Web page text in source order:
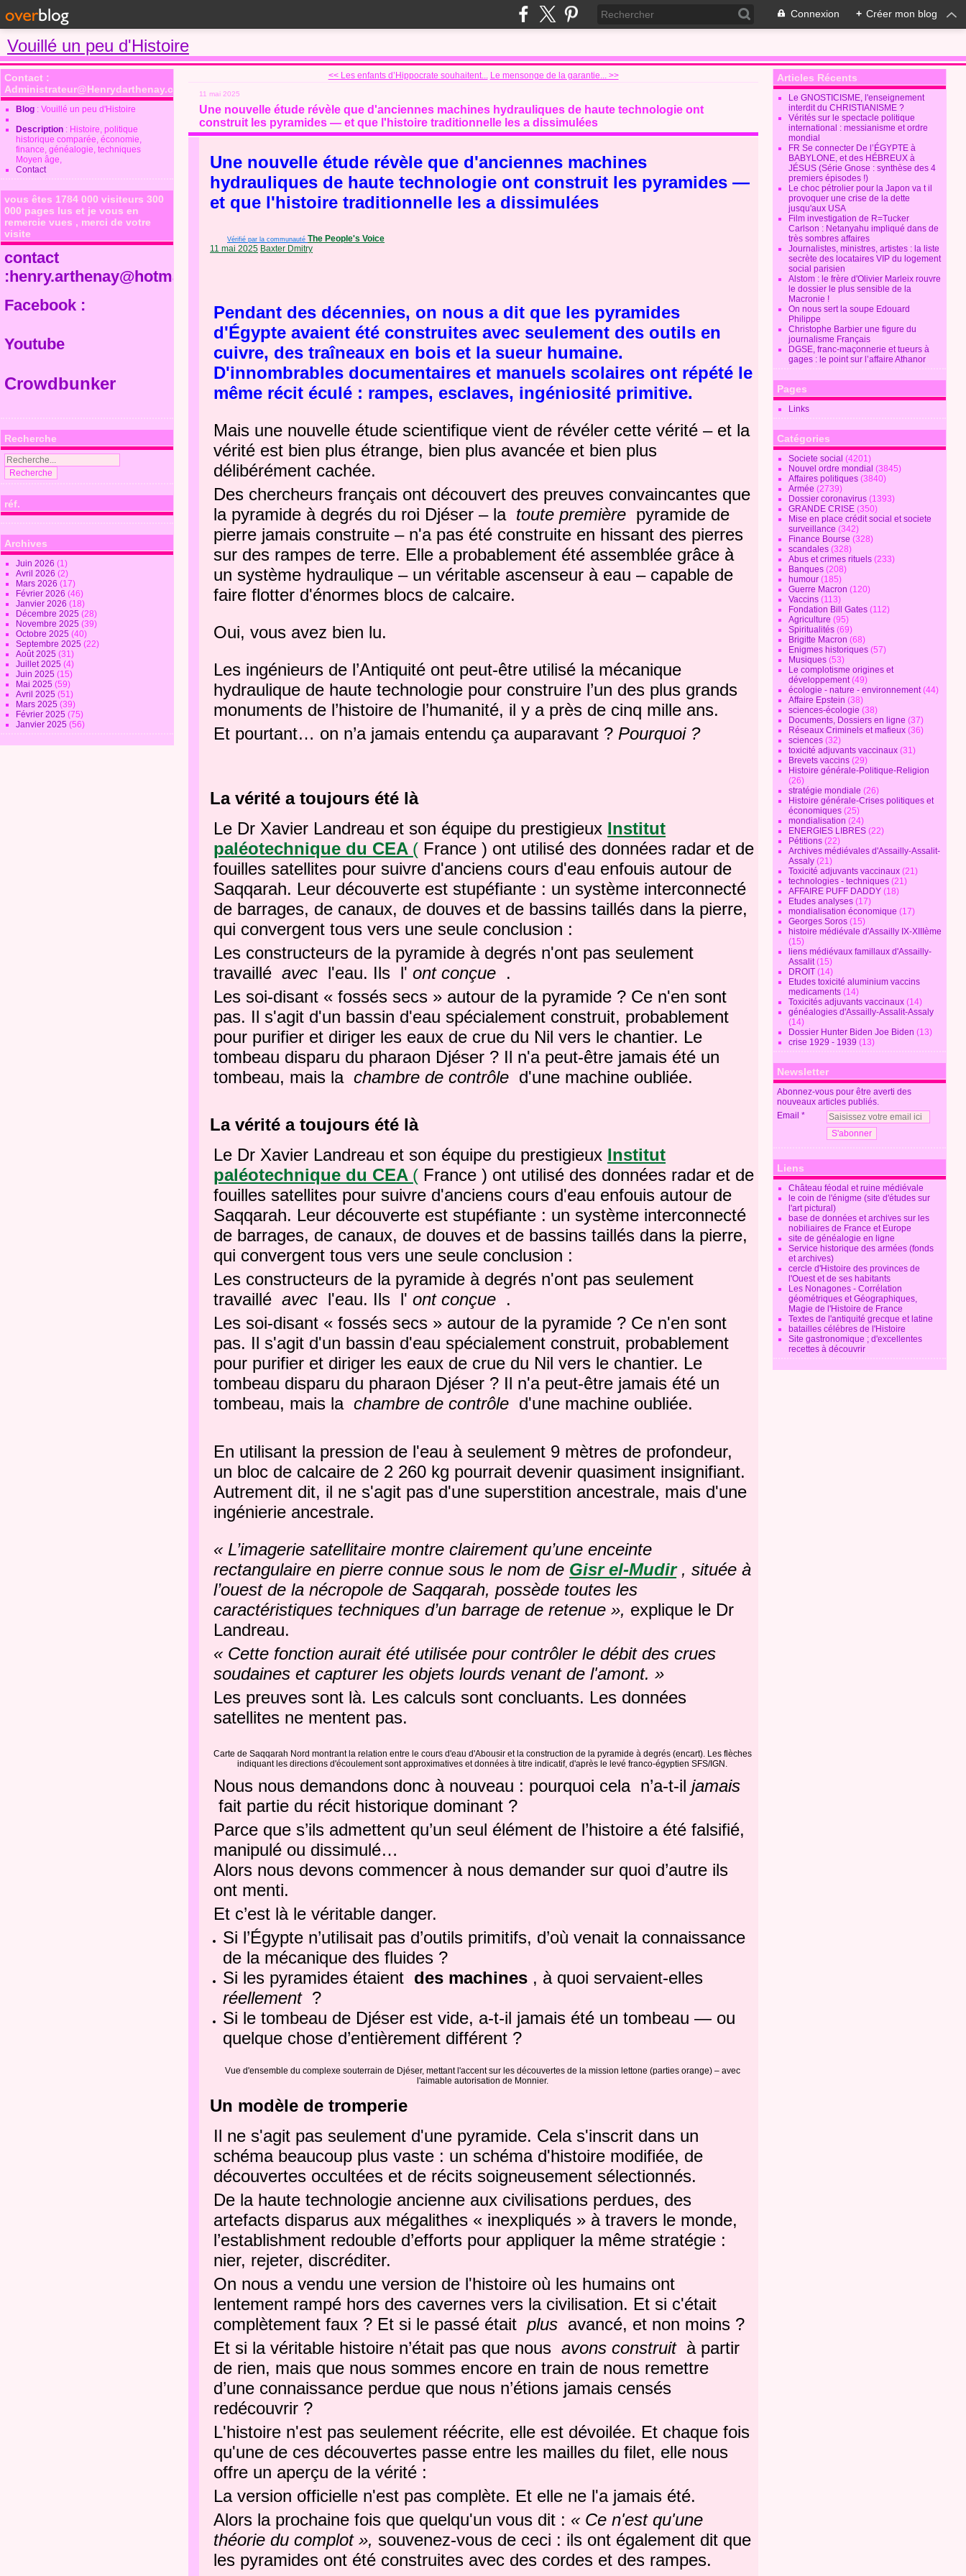
Connexion + Créer mon blog
Vouillé un peu d'Histoire
Contact :
Administrateur@Henrydarthenay.com
Blog : Vouillé un peu d'Histoire
Description : Histoire, politique
historique comparée, économie,
finance, généalogie, techniques
Moyen âge,
Contact
vous êtes 1784 000 visiteurs 300
000 pages lus et je vous en
remercie vues , merci de votre
visite
contact
:henry.arthenay@hotmail.fr
Facebook :
Youtube
Crowdbunker
Recherche
réf.
Archives
Juin 2026(1)
Avril 2026(2)
Mars 2026(17)
Février 2026(46)
Janvier 2026(18)
Décembre 2025(28)
Novembre 2025(39)
Octobre 2025(40)
Septembre 2025(22)
Août 2025(31)
Juillet 2025(4)
Juin 2025(15)
Mai 2025(59)
Avril 2025(51)
Mars 2025(39)
Février 2025(75)
Janvier 2025(56)
<< Les enfants d’Hippocrate souhaitent... Le mensonge de la garantie... >>
11 mai 2025
Une nouvelle étude révèle que d'anciennes machines hydrauliques de haute technologie ont
construit les pyramides — et que l'histoire traditionnelle les a dissimulées
Une nouvelle étude révèle que d'anciennes machines
hydrauliques de haute technologie ont construit les pyramides —
et que l'histoire traditionnelle les a dissimulées
Vérifié par la communauté The People's Voice
11 mai 2025 Baxter Dmitry
Pendant des décennies, on nous a dit que les pyramides
d'Égypte avaient été construites avec seulement des outils en
cuivre, des traîneaux en bois et la sueur humaine.
D'innombrables documentaires et manuels scolaires ont répété le
même récit éculé : rampes, esclaves, ingéniosité primitive.
Mais une nouvelle étude scientifique vient de révéler cette vérité – et la
vérité est bien plus étrange, bien plus avancée et bien plus
délibérément cachée.
Des chercheurs français ont découvert des preuves convaincantes que
la pyramide à degrés du roi Djéser – la toute première pyramide de
pierre jamais construite – n'a pas été construite en hissant des pierres
sur des rampes de terre. Elle a probablement été assemblée grâce à
un système hydraulique – un véritable ascenseur à eau – capable de
faire flotter d'énormes blocs de calcaire.
Oui, vous avez bien lu.
Les ingénieurs de l’Antiquité ont peut-être utilisé la mécanique
hydraulique de haute technologie pour construire l’un des plus grands
monuments de l’histoire de l’humanité, il y a près de cinq mille ans.
Et pourtant… on n’a jamais entendu ça auparavant ? Pourquoi ?
La vérité a toujours été là
Le Dr Xavier Landreau et son équipe du prestigieux Institut
paléotechnique du CEA ( France ) ont utilisé des données radar et de
fouilles satellites pour suivre d'anciens cours d'eau enfouis autour de
Saqqarah. Leur découverte est stupéfiante : un système interconnecté
de barrages, de canaux, de douves et de bassins taillés dans la pierre,
qui convergent tous vers une seule conclusion :
Les constructeurs de la pyramide à degrés n'ont pas seulement
travailléavec l'eau. Ils l'ont conçue .
Les soi-disant « fossés secs » autour de la pyramide ? Ce n'en sont
pas. Il s'agit d'un bassin d'eau spécialement construit, probablement
pour purifier et diriger les eaux de crue du Nil vers le chantier. Le
tombeau disparu du pharaon Djéser ? Il n'a peut-être jamais été un
tombeau, mais lachambre de contrôle d'une machine oubliée.
La vérité a toujours été là
Le Dr Xavier Landreau et son équipe du prestigieux Institut
paléotechnique du CEA ( France ) ont utilisé des données radar et de
fouilles satellites pour suivre d'anciens cours d'eau enfouis autour de
Saqqarah. Leur découverte est stupéfiante : un système interconnecté
de barrages, de canaux, de douves et de bassins taillés dans la pierre,
qui convergent tous vers une seule conclusion :
Les constructeurs de la pyramide à degrés n'ont pas seulement
travailléavec l'eau. Ils l'ont conçue .
Les soi-disant « fossés secs » autour de la pyramide ? Ce n'en sont
pas. Il s'agit d'un bassin d'eau spécialement construit, probablement
pour purifier et diriger les eaux de crue du Nil vers le chantier. Le
tombeau disparu du pharaon Djéser ? Il n'a peut-être jamais été un
tombeau, mais lachambre de contrôle d'une machine oubliée.
En utilisant la pression de l'eau à seulement 9 mètres de profondeur,
un bloc de calcaire de 2 260 kg pourrait devenir quasiment insignifiant.
Autrement dit, il ne s'agit pas d'une superstition ancestrale, mais d'une
ingénierie ancestrale.
« L’imagerie satellitaire montre clairement qu’une enceinte
rectangulaire en pierre connue sous le nom de Gisr el-Mudir , située à
l’ouest de la nécropole de Saqqarah, possède toutes les
caractéristiques techniques d’un barrage de retenue », explique le Dr
Landreau.
« Cette fonction aurait été utilisée pour contrôler le débit des crues
soudaines et capturer les objets lourds venant de l'amont. »
Les preuves sont là. Les calculs sont concluants. Les données
satellites ne mentent pas.
Carte de Saqqarah Nord montrant la relation entre le cours d'eau d'Abousir et la construction de la pyramide à degrés (encart). Les flèches
indiquant les directions d'écoulement sont approximatives et données à titre indicatif, d'après le levé franco-égyptien SFS/IGN.
Nous nous demandons donc à nouveau : pourquoi cela n’a-t-iljamais
fait partie du récit historique dominant ?
Parce que s’ils admettent qu’un seul élément de l’histoire a été falsifié,
manipulé ou dissimulé…
Alors nous devons commencer à nous demander sur quoi d’autre ils
ont menti.
Et c’est là le véritable danger.
Si l’Égypte n’utilisait pas d’outils primitifs, d’où venait la connaissance
de la mécanique des fluides ?
Si les pyramides étaient des machines , à quoi servaient-elles
réellement?
Si le tombeau de Djéser est vide, a-t-il jamais été un tombeau — ou
quelque chose d’entièrement différent ?
Vue d'ensemble du complexe souterrain de Djéser, mettant l'accent sur les découvertes de la mission lettone (parties orange) – avec
l'aimable autorisation de Monnier.
Un modèle de tromperie
Il ne s'agit pas seulement d'une pyramide. Cela s'inscrit dans un
schéma beaucoup plus vaste : un schéma d'histoire modifiée, de
découvertes occultées et de récits soigneusement sélectionnés.
De la haute technologie ancienne aux civilisations perdues, des
artefacts disparus aux mégalithes « inexpliqués » à travers le monde,
l’establishment redouble d’efforts pour appliquer la même stratégie :
nier, rejeter, discréditer.
On nous a vendu une version de l'histoire où les humains ont
lentement rampé hors des cavernes vers la civilisation. Et si c'était
complètement faux ? Et si le passé étaitplus avancé, et non moins ?
Et si la véritable histoire n’était pas que nousavons construità partir
de rien, mais que nous sommes encore en train de nous remettre
d’une connaissance perdue que nous n’étions jamais censés
redécouvrir ?
L'histoire n'est pas seulement réécrite, elle est dévoilée. Et chaque fois
qu'une de ces découvertes passe entre les mailles du filet, elle nous
offre un aperçu de la vérité :
La version officielle n'est pas complète. Et elle ne l'a jamais été.
Alors la prochaine fois que quelqu'un vous dit : « Ce n'est qu'une
théorie du complot », souvenez-vous de ceci : ils ont également dit que
les pyramides ont été construites avec des cordes et des rampes.
Articles Récents
Le GNOSTICISME, l'enseignement
interdit du CHRISTIANISME ?
Vérités sur le spectacle politique
international : messianisme et ordre
mondial
FR Se connecter De l’ÉGYPTE à
BABYLONE, et des HÉBREUX à
JÉSUS (Série Gnose : synthèse des 4
premiers épisodes !)
Le choc pétrolier pour la Japon va t il
provoquer une crise de la dette
jusqu'aux USA
Film investigation de R=Tucker
Carlson : Netanyahu impliqué dans de
très sombres affaires
Journalistes, ministres, artistes : la liste
secrète des locataires VIP du logement
social parisien
Alstom : le frère d'Olivier Marleix rouvre
le dossier le plus sensible de la
Macronie !
On nous sert la soupe Edouard
Philippe
Christophe Barbier une figure du
journalisme Français
DGSE, franc-maçonnerie et tueurs à
gages : le point sur l’affaire Athanor
Pages
Links
Catégories
Societe social (4201)
Nouvel ordre mondial (3845)
Affaires politiques (3840)
Armée (2739)
Dossier coronavirus (1393)
GRANDE CRISE (350)
Mise en place crédit social et societe
surveillance (342)
Finance Bourse (328)
scandales (328)
Abus et crimes rituels (233)
Banques (208)
humour (185)
Guerre Macron (120)
Vaccins (113)
Fondation Bill Gates (112)
Agriculture (95)
Spiritualités (69)
Brigitte Macron (68)
Enigmes historiques (57)
Musiques (53)
Le complotisme origines et
développement(49)
écologie - nature - environnement(44)
Affaire Epstein (38)
sciences-écologie (38)
Documents, Dossiers en ligne (37)
Réseaux Criminels et mafieux (36)
sciences (32)
toxicité adjuvants vaccinaux (31)
Brevets vaccins (29)
Histoire générale-Politique-Religion
(26)
stratégie mondiale (26)
Histoire générale-Crises politiques et
économiques (25)
mondialisation (24)
ENERGIES LIBRES (22)
Pétitions (22)
Archives médiévales d'Assailly-Assalit-
Assaly (21)
Toxicité adjuvants vaccinaux (21)
technologies - techniques (21)
AFFAIRE PUFF DADDY (18)
Etudes analyses (17)
mondialisation économique (17)
Georges Soros (15)
histoire médiévale d'Assailly IX-XIIIème
(15)
liens médiévaux famillaux d'Assailly-
Assalit(15)
DROIT (14)
Etudes toxicité aluminium vaccins
medicaments (14)
Toxicités adjuvants vaccinaux (14)
généalogies d'Assailly-Assalit-Assaly
(14)
Dossier Hunter Biden Joe Biden (13)
crise 1929 - 1939 (13)
Newsletter
Abonnez-vous pour être averti des
nouveaux articles publiés.
Email
Liens
Château féodal et ruine médiévale
le coin de l'énigme (site d'études sur
l'art pictural)
base de données et archives sur les
nobiliaires de France et Europe
site de généalogie en ligne
Service historique des armées (fonds
et archives)
cercle d'Histoire des provinces de
l'Ouest et de ses habitants
Les Nonagones - Corrélation
géométriques et Géographiques,
Magie de l'Histoire de France
Textes de l'antiquité grecque et latine
batailles célébres de l'Histoire
Site gastronomique ; d'excellentes
recettes à découvrir